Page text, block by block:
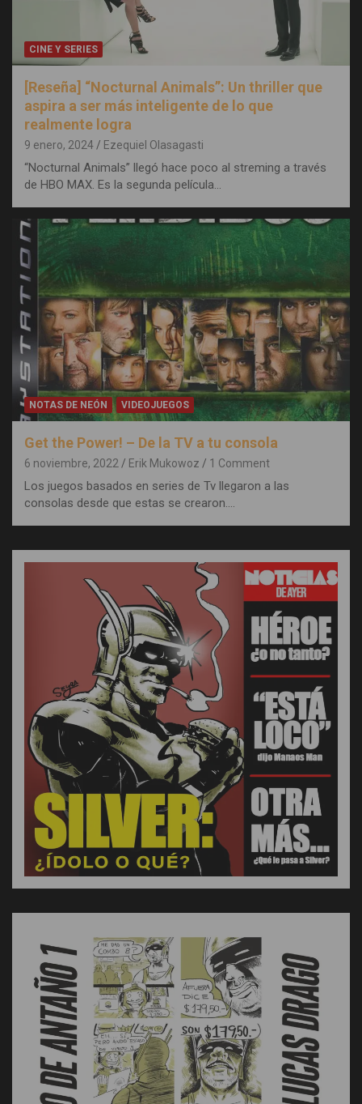
CINE Y SERIES
[Reseña] “Nocturnal Animals”: Un thriller que
aspira a ser más inteligente de lo que
realmente logra
9 enero, 2024 Ezequiel Olasagasti
“Nocturnal Animals” llegó hace poco al streming a través
de HBO MAX. Es la segunda película…
NOTAS DE NEÓN VIDEOJUEGOS
Get the Power! – De la TV a tu consola
6 noviembre, 2022 Erik Mukowoz 1 Comment
Los juegos basados en series de Tv llegaron a las
consolas desde que estas se crearon.…